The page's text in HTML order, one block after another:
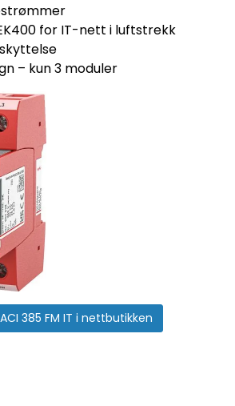
for IT-nett i luftstrekk
– kun 3 moduler
385 FM IT i nettbutikken